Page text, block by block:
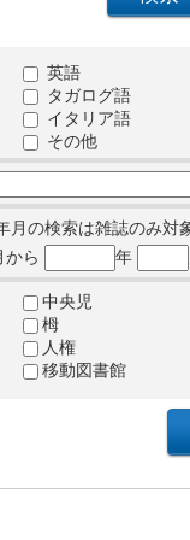
英語
タガログ語
イタリア語
その他
月の検索は雑誌のみ対
から 年
中央児
栂
人権
移動図書館